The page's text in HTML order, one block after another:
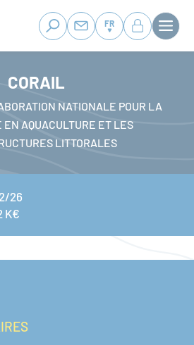
FR
CORAIL
NATIONALE POUR LA
EN AQUACULTURE ET LES
LITTORALES
26
K€